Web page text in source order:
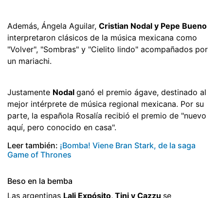
Además, Ángela Aguilar, Cristian Nodal y Pepe Bueno
interpretaron clásicos de la música mexicana como
"Volver", "Sombras" y "Cielito lindo" acompañados por
un mariachi.
Justamente Nodal ganó el premio ágave, destinado al
mejor intérprete de música regional mexicana. Por su
parte, la española Rosalía recibió el premio de "nuevo
aquí, pero conocido en casa".
Leer también: ¡Bomba! Viene Bran Stark, de la saga
Game of Thrones
Beso en la bemba
Las argentinas Lali Expósito, Tini y Cazzu se